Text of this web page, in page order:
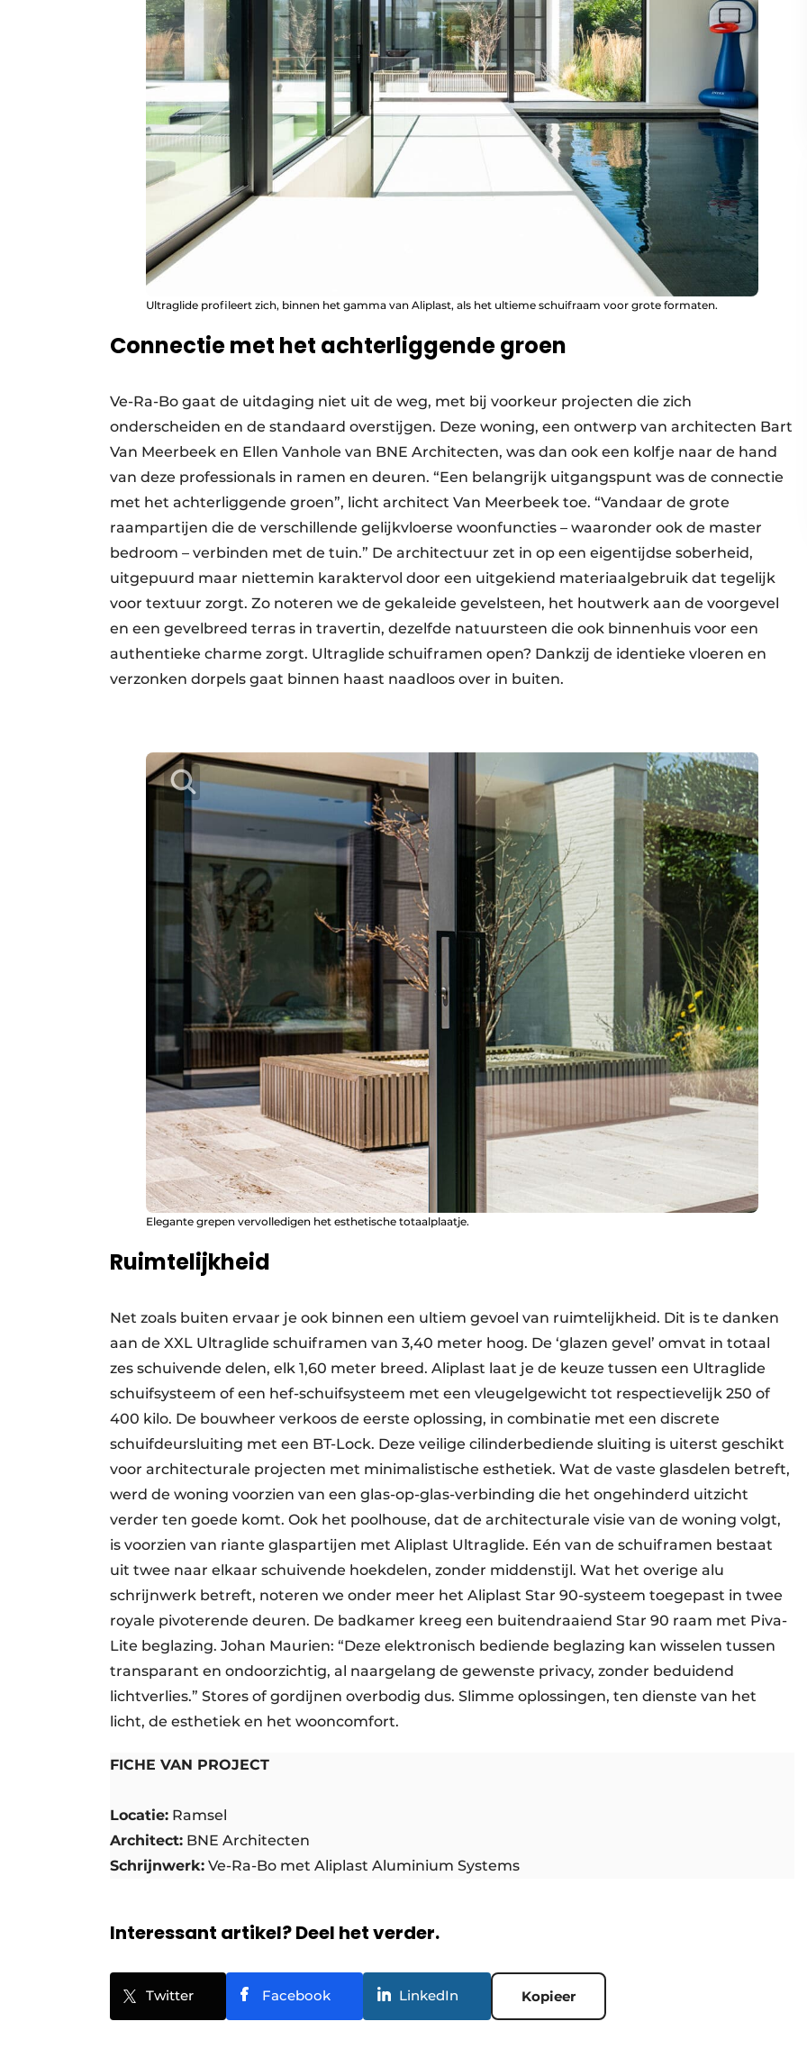
Ultraglide profileert zich, binnen het gamma van Aliplast, als het ultieme schuifraam voor grote formaten.
Connectie met het achterliggende groen
Ve-Ra-Bo gaat de uitdaging niet uit de weg, met bij voorkeur projecten die zich
onderscheiden en de standaard overstijgen. Deze woning, een ontwerp van architecten Bart
Van Meerbeek en Ellen Vanhole van BNE Architecten, was dan ook een kolfje naar de hand
van deze professionals in ramen en deuren. “Een belangrijk uitgangspunt was de connectie
met het achterliggende groen”, licht architect Van Meerbeek toe. “Vandaar de grote
raampartijen die de verschillende gelijkvloerse woonfuncties – waaronder ook de master
bedroom – verbinden met de tuin.” De architectuur zet in op een eigentijdse soberheid,
uitgepuurd maar niettemin karaktervol door een uitgekiend materiaalgebruik dat tegelijk
voor textuur zorgt. Zo noteren we de gekaleide gevelsteen, het houtwerk aan de voorgevel
en een gevelbreed terras in travertin, dezelfde natuursteen die ook binnenhuis voor een
authentieke charme zorgt. Ultraglide schuiframen open? Dankzij de identieke vloeren en
verzonken dorpels gaat binnen haast naadloos over in buiten.
Elegante grepen vervolledigen het esthetische totaalplaatje.
Ruimtelijkheid
Net zoals buiten ervaar je ook binnen een ultiem gevoel van ruimtelijkheid. Dit is te danken
aan de XXL Ultraglide schuiframen van 3,40 meter hoog. De ‘glazen gevel’ omvat in totaal
zes schuivende delen, elk 1,60 meter breed. Aliplast laat je de keuze tussen een Ultraglide
schuifsysteem of een hef-schuifsysteem met een vleugelgewicht tot respectievelijk 250 of
400 kilo. De bouwheer verkoos de eerste oplossing, in combinatie met een discrete
schuifdeursluiting met een BT-Lock. Deze veilige cilinderbediende sluiting is uiterst geschikt
voor architecturale projecten met minimalistische esthetiek. Wat de vaste glasdelen betreft,
werd de woning voorzien van een glas-op-glas-verbinding die het ongehinderd uitzicht
verder ten goede komt. Ook het poolhouse, dat de architecturale visie van de woning volgt,
is voorzien van riante glaspartijen met Aliplast Ultraglide. Eén van de schuiframen bestaat
uit twee naar elkaar schuivende hoekdelen, zonder middenstijl. Wat het overige alu
schrijnwerk betreft, noteren we onder meer het Aliplast Star 90-systeem toegepast in twee
royale pivoterende deuren. De badkamer kreeg een buitendraaiend Star 90 raam met Piva-
Lite beglazing. Johan Maurien: “Deze elektronisch bediende beglazing kan wisselen tussen
transparant en ondoorzichtig, al naargelang de gewenste privacy, zonder beduidend
lichtverlies.” Stores of gordijnen overbodig dus. Slimme oplossingen, ten dienste van het
licht, de esthetiek en het wooncomfort.
FICHE VAN PROJECT
Locatie: Ramsel
Architect: BNE Architecten
Schrijnwerk: Ve-Ra-Bo met Aliplast Aluminium Systems
Interessant artikel? Deel het verder.
Twitter Facebook LinkedIn Kopieer